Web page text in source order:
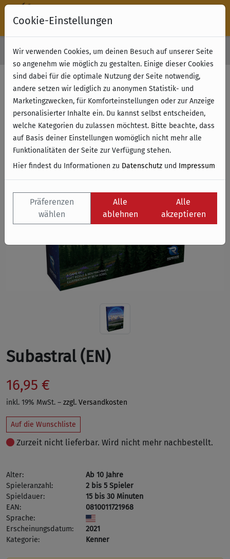
Kostenloser Versand & Retoure ab 49 € (innerhalb Deutschlands)
Subastral (EN)
16,95 €
inkl. 19% MwSt. – zzgl. Versandkosten
Auf die Wunschliste
Zurzeit nicht lieferbar. Wird nicht mehr nachbestellt.
Alter:
Ab 10 Jahre
Spieleranzahl:
2 bis 5 Spieler
Spieldauer:
15 bis 30 Minuten
EAN:
0810011721968
Sprache:
Erscheinungsdatum:
2021
Kategorie:
Kenner
Cookie-Einstellungen
Wir verwenden Cookies, um deinen Besuch auf unserer Seite
so angenehm wie möglich zu gestalten. Einige dieser Cookies
sind dabei für die optimale Nutzung der Seite notwendig,
andere setzen wir lediglich zu anonymen Statistik- und
Marketingzwecken, für Komforteinstellungen oder zur Anzeige
personalisierter Inhalte ein. Du kannst selbst entscheiden,
welche Kategorien du zulassen möchtest. Bitte beachte, dass
auf Basis deiner Einstellungen womöglich nicht mehr alle
Funktionalitäten der Seite zur Verfügung stehen.
Hier findest du Informationen zu Datenschutz und Impressum
Präferenzen
wählen
Alle
ablehnen
Alle
akzeptieren